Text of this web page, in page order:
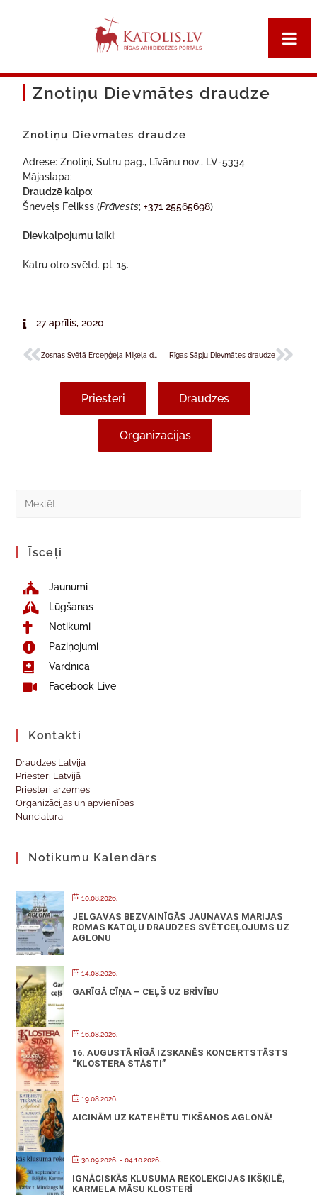
Znotiņu Dievmātes draudze
Znotiņu Dievmātes draudze
Adrese: Znotiņi, Sutru pag., Līvānu nov., LV-5334
Mājaslapa:
Draudzē kalpo:
Šneveļs Felikss (Prāvests;+371 25565698)
Dievkalpojumu laiki:
Katru otro svētd. pl. 15.
27 aprīlis, 2020
Rīgas Sāpju Dievmātes draudze
Priesteri Draudzes
Organizacijas
Īsceļi
Jaunumi
Lūgšanas
Notikumi
Paziņojumi
Vārdnīca
Facebook Live
Kontakti
Draudzes Latvijā
Priesteri Latvijā
Priesteri ārzemēs
Organizācijas un apvienības
Nunciatūra
Notikumu Kalendārs
10.08.2026.
JELGAVAS BEZVAINĪGĀS JAUNAVAS MARIJAS
ROMAS KATOĻU DRAUDZES SVĒTCEĻOJUMS UZ
AGLONU
14.08.2026.
GARĪGĀ CĪŅA – CEĻŠ UZ BRĪVĪBU
16.08.2026.
16. AUGUSTĀ RĪGĀ IZSKANĒS KONCERTSTĀSTS
“KLOSTERA STĀSTI”
19.08.2026.
AICINĀM UZ KATEHĒTU TIKŠANOS AGLONĀ!
30.09.2026. - 04.10.2026.
IGNĀCISKĀS KLUSUMA REKOLEKCIJAS IKŠĶILĒ,
KARMELA MĀSU KLOSTERĪ